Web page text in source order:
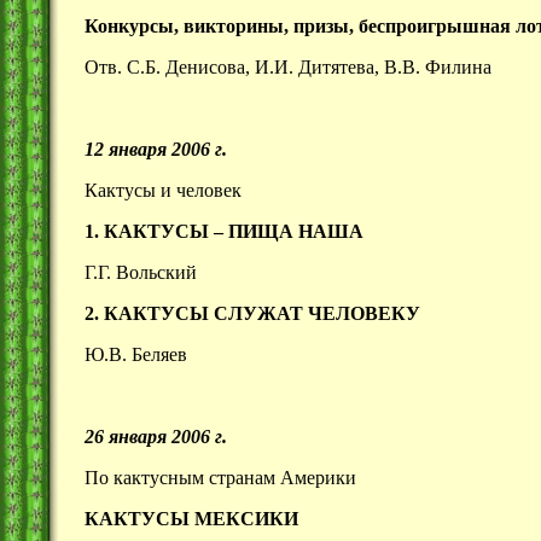
Конкурсы, викторины, призы, беспроигрышная
Отв. С.Б. Денисова, И.И. Дитятева, В.В. Филина
12 января 2006 г.
Кактусы и человек
1. КАКТУСЫ – ПИЩА НАША
Г.Г. Вольский
2. КАКТУСЫ СЛУЖАТ ЧЕЛОВЕКУ
Ю.В. Беляев
26 января 2006 г.
По кактусным странам Америки
КАКТУСЫ МЕКСИКИ